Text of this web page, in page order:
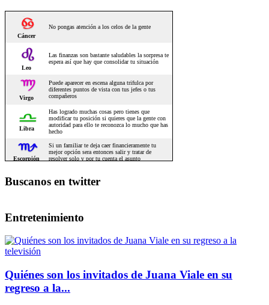
Buscanos en twitter
Entretenimiento
Quiénes son los invitados de Juana Viale en su
regreso a la...